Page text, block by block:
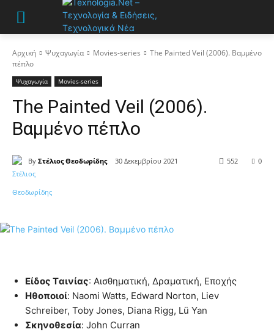
Αρχική Ψυχαγωγία Movies-series
The Painted Veil (2006). Βαμμένο
πέπλο
Ψυχαγωγία Movies-series
The Painted Veil (2006).
Βαμμένο πέπλο
By Στέλιος Θεοδωρίδης 30 Δεκεμβρίου 2021 0
552
Είδος Tαινίας: Αισθηματική, Δραματική, Εποχής
Ηθοποιοί: Naomi Watts, Edward Norton, Liev
Schreiber, Toby Jones, Diana Rigg, Lü Yan
Σκηνοθεσία: John Curran